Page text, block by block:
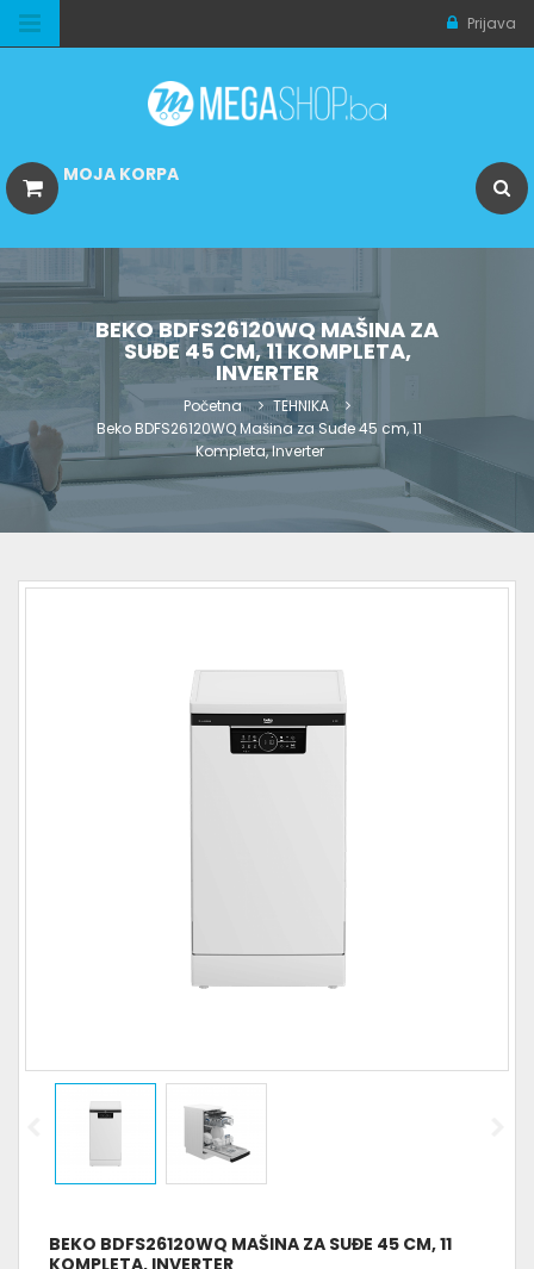
Prijava
MOJA KORPA
BEKO BDFS26120WQ MAŠINA ZA
SUĐE 45 CM, 11 KOMPLETA,
INVERTER
Početna
TEHNIKA
Beko BDFS26120WQ Mašina za Suđe 45 cm, 11
Kompleta, Inverter
BEKO BDFS26120WQ MAŠINA ZA SUĐE 45 CM, 11